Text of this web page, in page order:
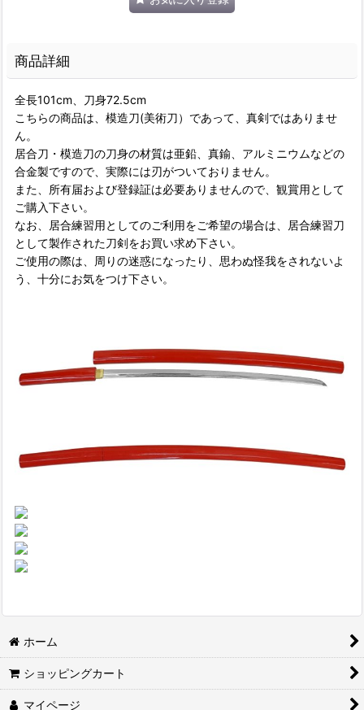
商品詳細
全長101cm、刀身72.5cm
こちらの商品は、模造刀(美術刀）であって、真剣ではありませ
ん。
居合刀・模造刀の刀身の材質は亜鉛、真鍮、アルミニウムなどの
合金製ですので、実際には刃がついておりません。
また、所有届および登録証は必要ありませんので、観賞用として
ご購入下さい。
なお、居合練習用としてのご利用をご希望の場合は、居合練習刀
として製作された刀剣をお買い求め下さい。
ご使用の際は、周りの迷惑になったり、思わぬ怪我をされないよ
う、十分にお気をつけ下さい。
ホーム
ショッピングカート
マイページ